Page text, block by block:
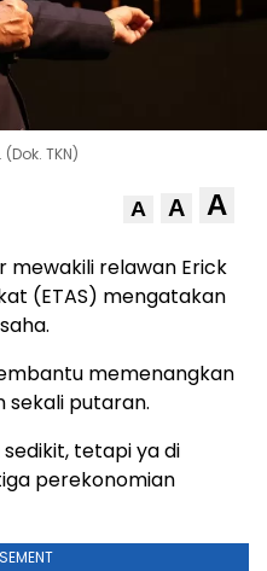
TKN)
A A A
mewakili relawan Erick
(ETAS) mengatakan
memenangkan
sekali putaran.
tetapi ya di
perekonomian